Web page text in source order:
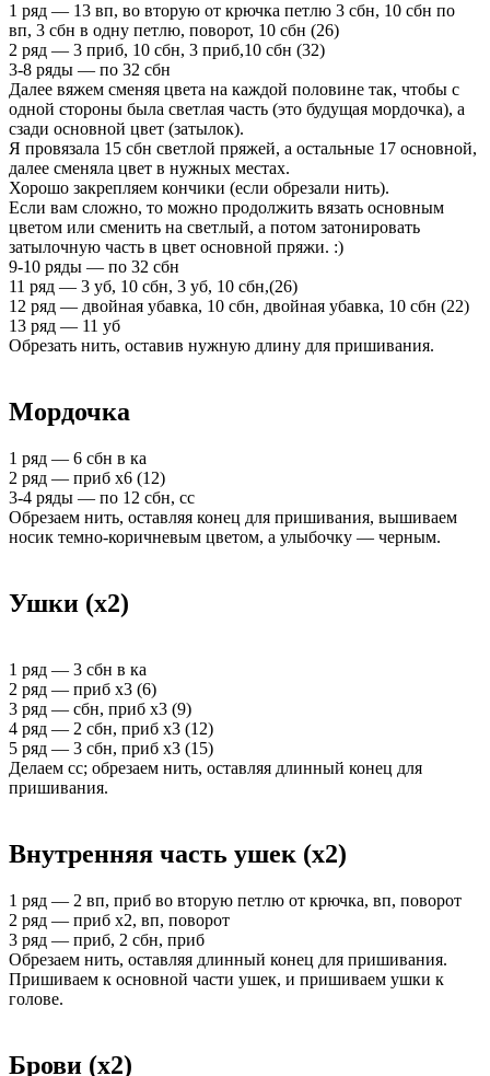
1 ряд — 13 вп, во вторую от крючка петлю 3 сбн, 10 сбн по
вп, 3 сбн в одну петлю, поворот, 10 сбн (26)
2 ряд — 3 приб, 10 сбн, 3 приб,10 сбн (32)
3-8 ряды — по 32 сбн
Далее вяжем сменяя цвета на каждой половине так, чтобы с
одной стороны была светлая часть (это будущая мордочка), а
сзади основной цвет (затылок).
Я провязала 15 сбн светлой пряжей, а остальные 17 основной,
далее сменяла цвет в нужных местах.
Хорошо закрепляем кончики (если обрезали нить).
Если вам сложно, то можно продолжить вязать основным
цветом или сменить на светлый, а потом затонировать
затылочную часть в цвет основной пряжи. :)
9-10 ряды — по 32 сбн
11 ряд — 3 уб, 10 сбн, 3 уб, 10 сбн,(26)
12 ряд — двойная убавка, 10 сбн, двойная убавка, 10 сбн (22)
13 ряд — 11 уб
Обрезать нить, оставив нужную длину для пришивания.
Мордочка
1 ряд — 6 сбн в ка
2 ряд — приб х6 (12)
3-4 ряды — по 12 сбн, сс
Обрезаем нить, оставляя конец для пришивания, вышиваем
носик темно-коричневым цветом, а улыбочку — черным.
Ушки (х2)
1 ряд — 3 сбн в ка
2 ряд — приб х3 (6)
3 ряд — сбн, приб х3 (9)
4 ряд — 2 сбн, приб х3 (12)
5 ряд — 3 сбн, приб х3 (15)
Делаем сс; обрезаем нить, оставляя длинный конец для
пришивания.
Внутренняя часть ушек (х2)
1 ряд — 2 вп, приб во вторую петлю от крючка, вп, поворот
2 ряд — приб х2, вп, поворот
3 ряд — приб, 2 сбн, приб
Обрезаем нить, оставляя длинный конец для пришивания.
Пришиваем к основной части ушек, и пришиваем ушки к
голове.
Брови (х2)